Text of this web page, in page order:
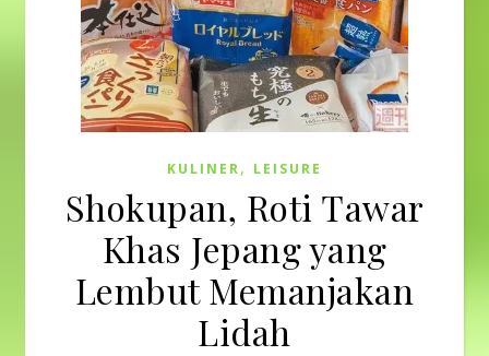
KULINER, LEISURE
Shokupan, Roti Tawar
Khas Jepang yang
Lembut Memanjakan
Lidah